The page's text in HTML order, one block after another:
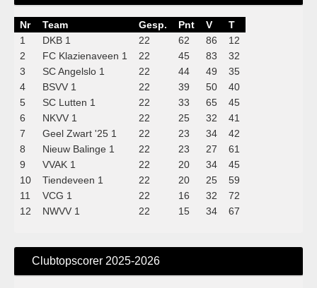
Nr Team Gesp. Pnt V
T
1
DKB 1 22 62 86
12
2
FC Klazienaveen 1 22 45 83
32
3
SC Angelslo 1 22 44 49
35
4
BSVV 1 22 39 50
40
5
SC Lutten 1 22 33 65
45
6
NKVV 1 22 25 32
41
7
Geel Zwart '25 1 22 23 34
42
8
Nieuw Balinge 1 22 23 27
61
9
VVAK 1 22 20 34
45
10
Tiendeveen 1 22 20 25
59
11
VCG 1 22 16 32
72
12
NWVV 1 22 15 34 67
Clubtopscorer 2025-2026